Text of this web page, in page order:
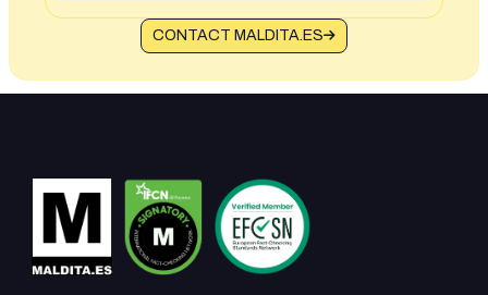
CONTACT MALDITA.ES